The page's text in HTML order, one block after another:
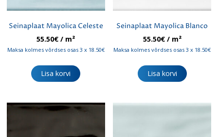
Seinaplaat Mayolica Celeste
55.50€ / m²
Maksa kolmes võrdses osas 3 x 18.50€
Lisa korvi
Seinaplaat Mayolica Blanco
55.50€/ m²
Maksa kolmes võrdses osas 3 x 18.50€
Lisa korvi